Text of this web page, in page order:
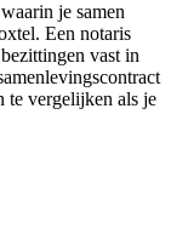
je samen
Een notaris
vast in
te vergelijken als je